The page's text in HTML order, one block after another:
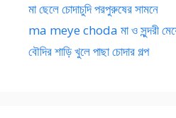
মা ছেলে চোদাচুদি পরপুরুষের সামনে
ma meye choda মা ও সুন্দরী
বৌদির শাড়ি খুলে পাছা চোদার গল্প